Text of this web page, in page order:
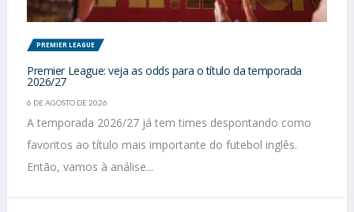
PREMIER LEAGUE
Premier League: veja as odds para o título da temporada
2026/27
6 DE AGOSTO DE 2026
A temporada 2026/27 já tem times despontando como
favoritos ao título mais importante do futebol inglês.
Então, vamos à análise...